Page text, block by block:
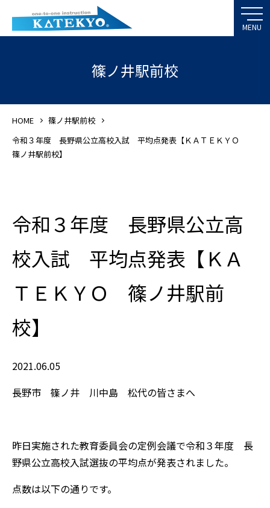
篠ノ井駅前校
HOME
篠ノ井駅前校
令和３年度 長野県公立高校入試 平均点発表【ＫＡＴＥＫＹＯ
篠ノ井駅前校】
令和３年度 長野県公立高
校入試 平均点発表【ＫＡ
ＴＥＫＹＯ 篠ノ井駅前
校】
2021.06.05
長野市 篠ノ井 川中島 松代の皆さまへ
昨日実施された教育委員会の定例会議で令和３年度 長
野県公立高校入試選抜の平均点が発表されました。
点数は以下の通りです。